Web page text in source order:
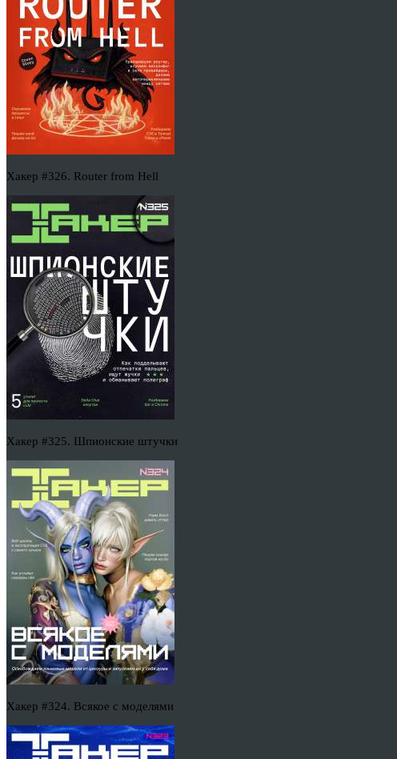
Хакер #326. Router from Hell
Хакер #325. Шпионские штучки
Хакер #324. Всякое с моделями